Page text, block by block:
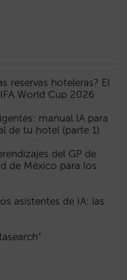
reservas hoteleras? El
World Cup 2026
manual IA para
de tu hotel (parte 1)
del GP de
de México para los
asistentes de IA: las